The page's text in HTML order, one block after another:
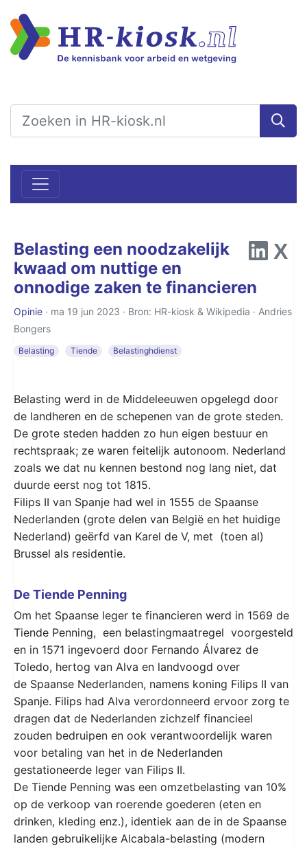
Belasting een noodzakelijk
kwaad om nuttige en
onnodige zaken te financieren
Opinie · ma 19 jun 2023 · Bron: HR-kiosk & Wikipedia · Andries
Bongers
Belasting Tiende Belastinghdienst
Belasting werd in de Middeleeuwen opgelegd door
de landheren en de schepenen van de grote steden.
De grote steden hadden zo hun eigen bestuur en
rechtspraak; ze waren feitelijk autonoom. Nederland
zoals we dat nu kennen bestond nog lang niet, dat
duurde eerst nog tot 1815.
Filips II van Spanje had wel in 1555 de Spaanse
Nederlanden (grote delen van België en het huidige
Nederland) geërfd van Karel de V, met (toen al)
Brussel als residentie.
De Tiende Penning
Om het Spaanse leger te financieren werd in 1569 de
Tiende Penning, een belastingmaatregel voorgesteld
en in 1571 ingevoerd door Fernando Álvarez de
Toledo, hertog van Alva en landvoogd over
de Spaanse Nederlanden, namens koning Filips II van
Spanje. Filips had Alva verordonneerd ervoor zorg te
dragen dat de Nederlanden zichzelf financieel
zouden bedruipen en ook verantwoordelijk waren
voor betaling van het in de Nederlanden
gestationeerde leger van Filips II.
De Tiende Penning was een omzetbelasting van 10%
op de verkoop van roerende goederen (eten en
drinken, kleding enz.), identiek aan de in de Spaanse
landen gebruikelijke Alcabala-belasting (modern